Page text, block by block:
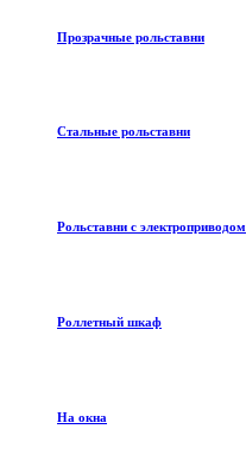
Прозрачные рольставни
Стальные рольставни
Рольставни с электроприводом
Роллетный шкаф
На окна